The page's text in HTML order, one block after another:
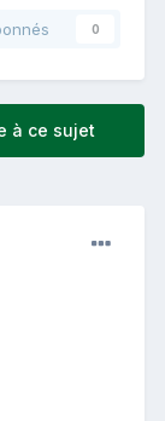
0
à ce sujet